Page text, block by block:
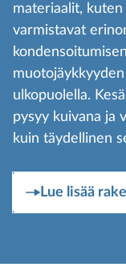
materiaalit, kuten
varmistavat
ulkopuolella.
pysyy kuivana ja
kuin täydellinen
Lue lisää